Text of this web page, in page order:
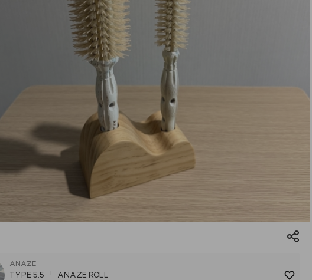
ANAZE
TYPE 5.5 ANAZE ROLL